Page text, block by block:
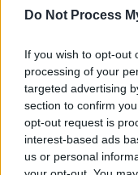
Do Not Process
If you wish to opt-out
processing of your
targeted advertising
section to confirm
opt-out request is
interest-based ads
us or personal
Ελλάδα
Στα μπλόκα
μετά τη
πρώτα